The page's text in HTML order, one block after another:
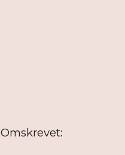
Omskrevet: